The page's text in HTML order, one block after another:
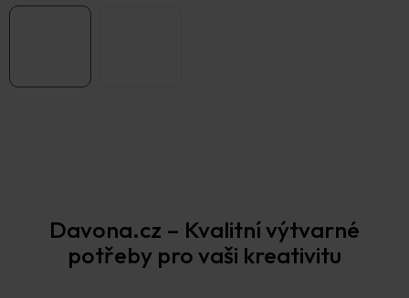
Davona.cz – Kvalitní výtvarné
potřeby pro vaši kreativitu